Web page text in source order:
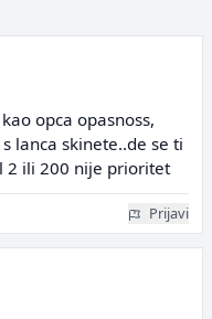
opca opasnoss,
lanca skinete..de se ti
2 ili 200 nije prioritet
Prijavi